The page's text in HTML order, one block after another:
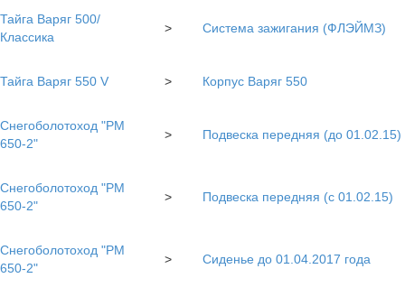
Тайга Варяг 500/
Классика
> Система зажигания (ФЛЭЙМЗ)
Тайга Варяг 550 V > Корпус Варяг 550
Снегоболотоход "РМ
650-2"
> Подвеска передняя (до 01.02.15)
Снегоболотоход "РМ
650-2"
> Подвеска передняя (с 01.02.15)
Снегоболотоход "РМ
650-2"
> Сиденье до 01.04.2017 года